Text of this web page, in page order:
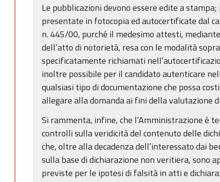
Le pubblicazioni devono essere edite a
presentate in fotocopia ed autocertificate dal
n. 445/00, purché il medesimo attesti,
dell’atto di notorietà, resa con le modalità
specificatamente richiamati
inoltre possibile per il candidato autenticare
qualsiasi tipo di documentazione che possa
allegare alla domanda ai fini della valutazione
Si rammenta, infine, che l’Amministrazione è
controlli sulla veridicità del contenuto delle
che, oltre alla decadenza dell’interessato dai
sulla base di dichiarazione non veritiera, sono
previste per le ipotesi di falsità in atti e